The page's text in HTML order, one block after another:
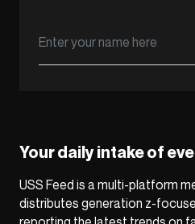
Your daily intake of
USS Feed is a multi-platform
distributes generation z-